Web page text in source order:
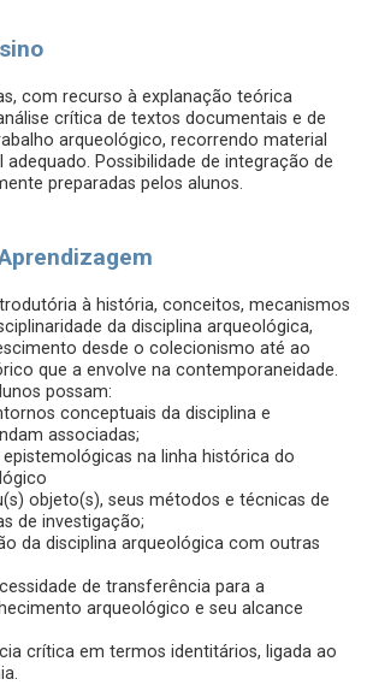
com recurso à explanação teórica
crítica de textos documentais e de
arqueológico, recorrendo material
Possibilidade de integração de
preparadas pelos alunos.
à história, conceitos, mecanismos
da disciplina arqueológica,
desde o colecionismo até ao
que a envolve na contemporaneidade.
possam:
conceptuais da disciplina e
associadas;
na linha histórica do
objeto(s), seus métodos e técnicas de
de investigação;
da disciplina arqueológica com outras
de transferência para a
arqueológico e seu alcance
crítica em termos identitários, ligada ao